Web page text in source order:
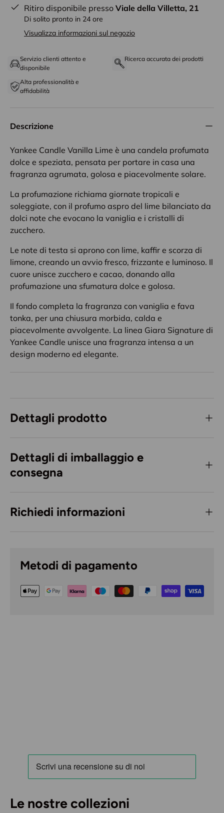
Ritiro disponibile presso Viale della Villetta, 21
Di solito pronto in 24 ore
Visualizza informazioni sul negozio
Servizio clienti attento e
disponibile
Ricerca accurata dei prodotti
Alta professionalità e
affidabilità
Descrizione
Yankee Candle Vanilla Lime è una candela profumata
dolce e speziata, pensata per portare in casa una
fragranza agrumata, golosa e piacevolmente solare.
La profumazione richiama giornate tropicali e
soleggiate, con il profumo aspro del lime bilanciato da
dolci note che evocano la vaniglia e i cristalli di
zucchero.
Le note di testa si aprono con lime, kaffir e scorza di
limone, creando un avvio fresco, frizzante e luminoso. Il
cuore unisce zucchero e cacao, donando alla
profumazione una sfumatura dolce e golosa.
Il fondo completa la fragranza con vaniglia e fava
tonka, per una chiusura morbida, calda e
piacevolmente avvolgente. La linea Giara Signature di
Yankee Candle unisce una fragranza intensa a un
design moderno ed elegante.
Dettagli prodotto
Dettagli di imballaggio e
consegna
Richiedi informazioni
Metodi di pagamento
Le nostre collezioni